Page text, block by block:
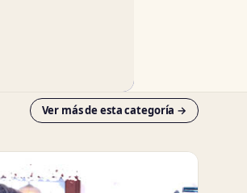
Ver más de esta categoría →